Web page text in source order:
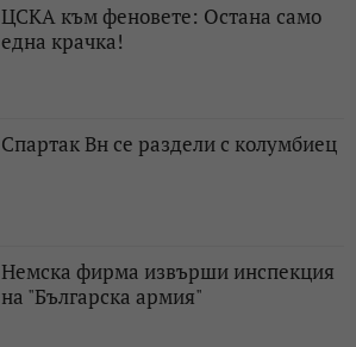
ЦСКА към феновете: Остана само
една крачка!
Спартак Вн се раздели с колумбиец
Немска фирма извърши инспекция
на "Българска армия"